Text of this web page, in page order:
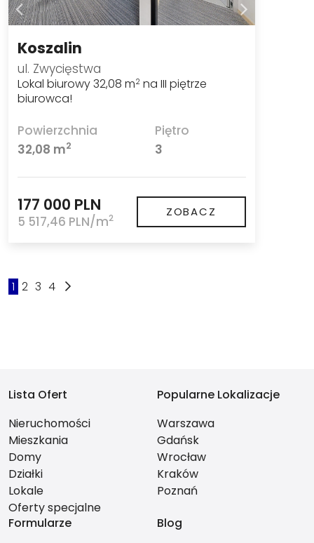
Koszalin
ul. Zwycięstwa
Lokal biurowy 32,08 m2 na III piętrze
biurowca!
Powierzchnia
32,08 m2
Piętro
3
177 000 PLN
5 517,46 PLN/m2 ZOBACZ
1 2 3 4
Lista Ofert
Nieruchomości
Mieszkania
Domy
Działki
Lokale
Oferty specjalne
Popularne Lokalizacje
Warszawa
Gdańsk
Wrocław
Kraków
Poznań
Formularze
Blog